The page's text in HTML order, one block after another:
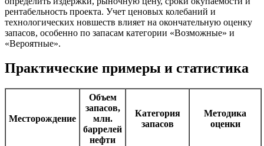
рентабельность проекта. Учет ценовых колебаний и
технологических новшеств влияет на окончательную оценку
запасов, особенно по запасам категории «Возможные» и
«Вероятные».
Практические примеры и статистика
Месторождение
Объем
запасов,
млн.
баррелей
нефти
Категория
запасов
Методика
оценки